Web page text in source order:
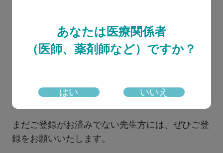
3,000件の医療機関が検索できるコンテンツ（現
在閲覧中のページ）を掲載しています。
いやすい医療機関を調べることができます。
まだご登録がお済みでない先生方には、ぜひご登
録をお願いいたします。
あなたは医療関係者
（医師、薬剤師など）ですか？
はい いいえ